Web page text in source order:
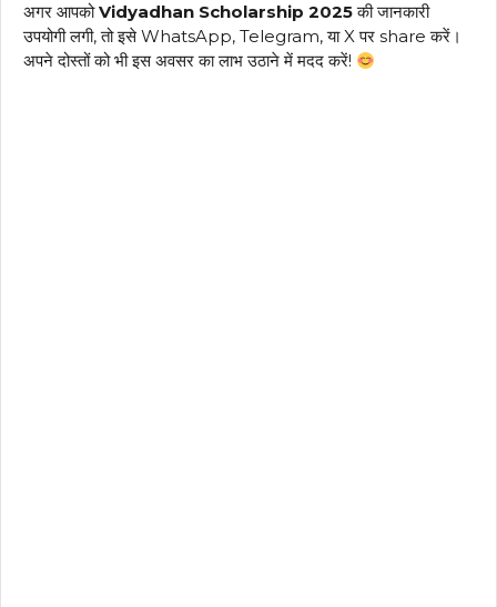
अगर आपकोVidyadhan Scholarship 2025की जानकारी
उपयोगी लगी, तो इसे WhatsApp, Telegram, या X पर share करें।
अपने दोस्तों को भी इस अवसर का लाभ उठाने में मदद करें!